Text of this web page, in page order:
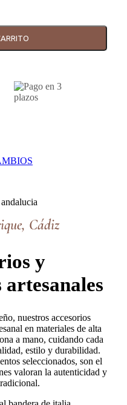
Cádiz
y
artesanales
nuestros accesorios
en materiales de alta
a mano, cuidando cada
estilo y durabilidad.
seleccionados, son el
valoran la autenticidad y